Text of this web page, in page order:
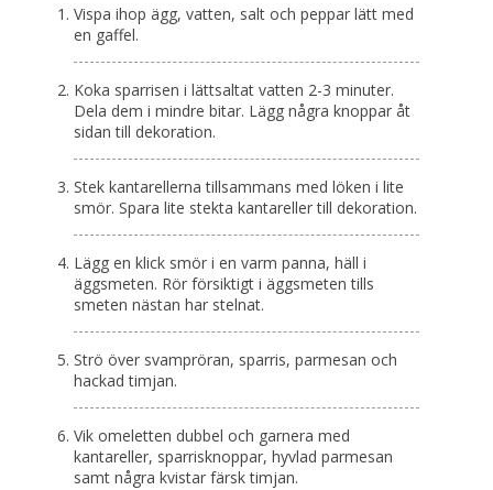
Vispa ihop ägg, vatten, salt och peppar lätt med
en gaffel.
Koka sparrisen i lättsaltat vatten 2-3 minuter.
Dela dem i mindre bitar. Lägg några knoppar åt
sidan till dekoration.
Stek kantarellerna tillsammans med löken i lite
smör. Spara lite stekta kantareller till dekoration.
Lägg en klick smör i en varm panna, häll i
äggsmeten. Rör försiktigt i äggsmeten tills
smeten nästan har stelnat.
Strö över svampröran, sparris, parmesan och
hackad timjan.
Vik omeletten dubbel och garnera med
kantareller, sparrisknoppar, hyvlad parmesan
samt några kvistar färsk timjan.